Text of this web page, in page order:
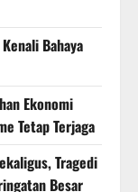
Bahaya
Ekonomi
Tetap Terjaga
Tragedi
Besar